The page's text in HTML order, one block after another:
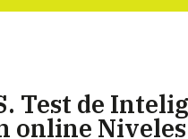
Test de
online Niveles